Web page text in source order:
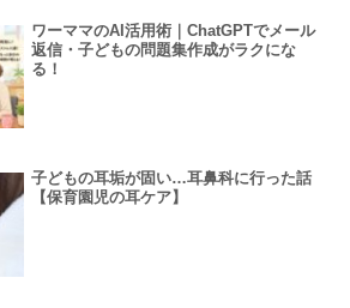
ワーママのAI活用術｜ChatGPTでメール
返信・子どもの問題集作成がラクにな
る！
子どもの耳垢が固い…耳鼻科に行った話
【保育園児の耳ケア】